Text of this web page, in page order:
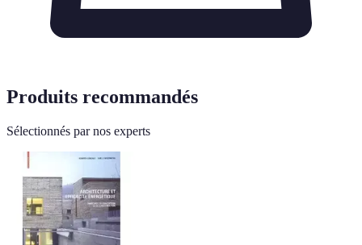
Produits recommandés
Sélectionnés par nos experts